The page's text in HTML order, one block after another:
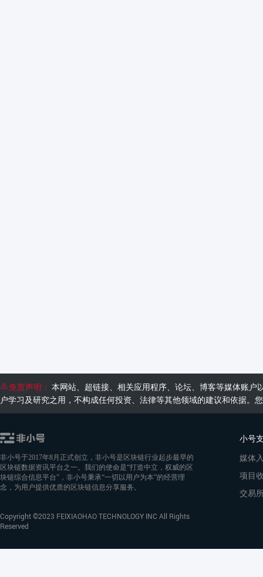
免责声明： 本网站、超链接、相关应用程序、论坛、博客等媒体账
户学习及研究之用，不构成任何投资、法律等其他领域的建议和依据
非小号于2017年8月正式创立，非小号是区块链行业起步最早的
区块链数据资讯平台之一。我们的使命是“打造中立，权威的区
块链综合信息平台”，非小号秉承“一切以用户为本”的经营理
念，为用户提供优质的区块链信息分享服务。
Copyright ©2023 FEIXIAOHAO TECHNOLOGY INC All Rights
Reserved
小号
媒体
项目
交易